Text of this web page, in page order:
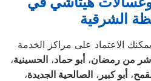
الشرقية
الاعتماد على مراكز الخدمة
من رمضان، أبو حماد، الحسينية،
، أبو كبير ،الصالحية الجديدة،